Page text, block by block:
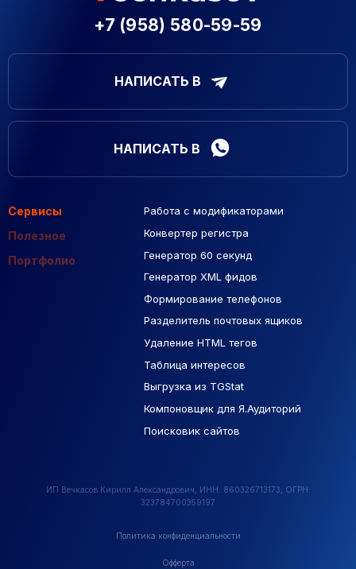
+7 (958) 580-59-59
НАПИСАТЬ В
НАПИСАТЬ В
Сервисы
Полезное
Портфолио
Работа с модификаторами
Конвертер регистра
Генератор 60 секунд
Генератор XML фидов
Формирование телефонов
Разделитель почтовых ящиков
Удаление HTML тегов
Таблица интересов
Выгрузка из TGStat
Компоновщик для Я.Аудиторий
Поисковик сайтов
Подборка сайтов
Макеты Figma
База Яндекс Карты
РСЯ площадки
Созданные сайты
Контекстная реклама
ИП Вечкасов Кирилл Александрович, ИНН: 860326713173, ОГРН:
323784700359197
Политика конфиденциальности
Офферта